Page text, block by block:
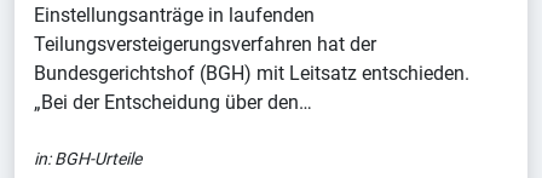
Einstellungsanträge in laufenden
Teilungsversteigerungsverfahren hat der
Bundesgerichtshof (BGH) mit Leitsatz entschieden.
„Bei der Entscheidung über den…
in:BGH-Urteile